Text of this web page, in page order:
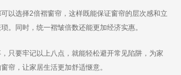
选择2倍褶窗帘，这样既能保证窗帘的层次感和立
。同时，统一褶皱倍数还能更加经济实惠。
要牢记以上八点，就能轻松避开常见陷阱，为家
帘，让家居生活更加舒适惬意。